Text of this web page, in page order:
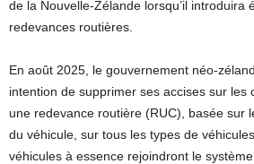
de la Nouvelle-Zélande lorsqu’il introduira
redevances routières.
En août 2025, le gouvernement néo-
intention de supprimer ses accises sur les
une redevance routière (RUC), basée sur
du véhicule, sur tous les types de
véhicules à essence rejoindront le